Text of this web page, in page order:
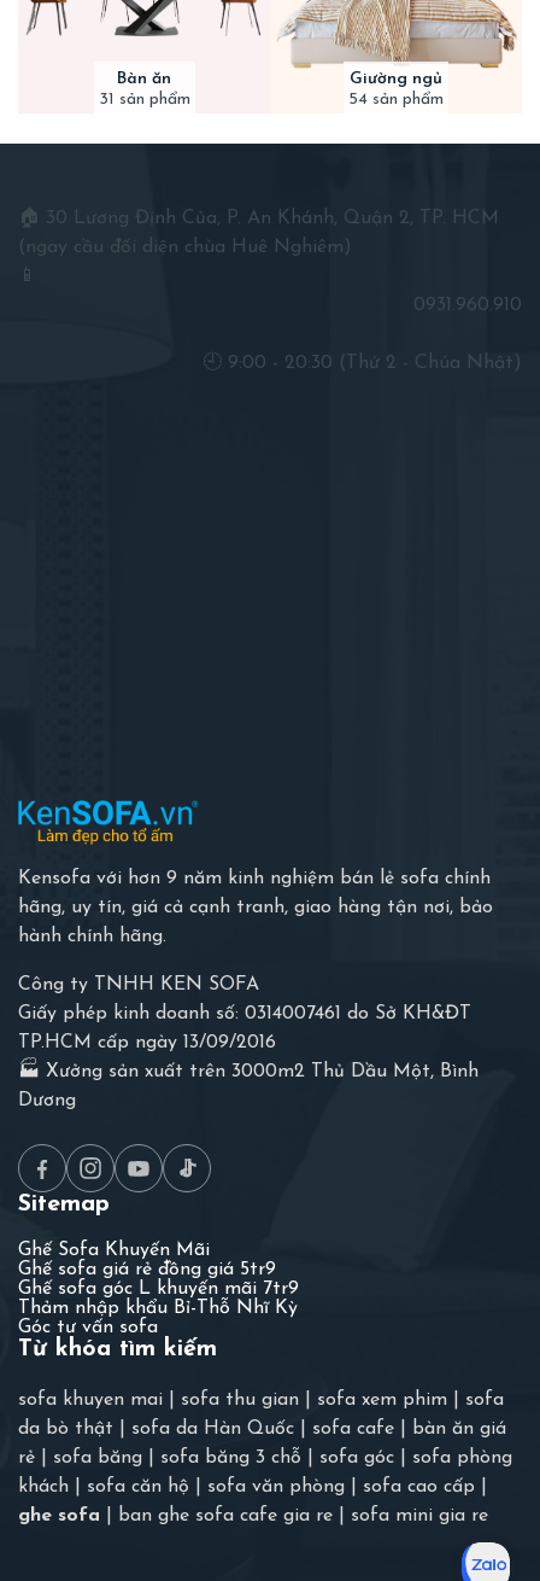
Bàn ăn
31 sản phẩm
Giường ngủ
54 sản phẩm
🏠 30 Lương Định Của, P. An Khánh, Quận 2, TP. HCM
(ngay cầu đối diện chùa Huê Nghiêm)
📱
0931.960.910
🕘 9:00 - 20:30 (Thứ 2 - Chúa Nhật)
Sitemap
Ghế Sofa Khuyến Mãi
Ghế sofa giá rẻ đồng giá 5tr9
Ghế sofa góc L khuyến mãi 7tr9
Thảm nhập khẩu Bỉ-Thỗ Nhĩ Kỳ
Góc tư vấn sofa
Kensofa với hơn 9 năm kinh nghiệm bán lẻ sofa chính
hãng, uy tín, giá cả cạnh tranh, giao hàng tận nơi, bảo
hành chính hãng.
Công ty TNHH KEN SOFA
Giấy phép kinh doanh số: 0314007461 do Sở KH&ĐT
TP.HCM cấp ngày 13/09/2016
🏭 Xưởng sản xuất trên 3000m2 Thủ Dầu Một, Bình
Dương
Từ khóa tìm kiếm
sofa khuyen mai sofa thu gian sofa xem phim
sofa
da bò thật
sofa da Hàn Quốc sofa cafe
bàn ăn giá
rẻ
sofa băng sofa băng 3 chỗ sofa góc
sofa phòng
khách
sofa căn hộ sofa văn phòng sofa cao cấp
ghe sofa
ban ghe sofa cafe gia re sofa mini gia re